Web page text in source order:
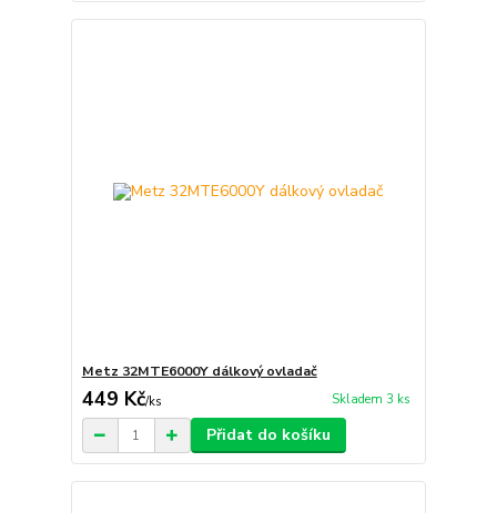
Metz 32MTE6000Y dálkový ovladač
449 Kč/ks Skladem 3 ks
Přidat do košíku